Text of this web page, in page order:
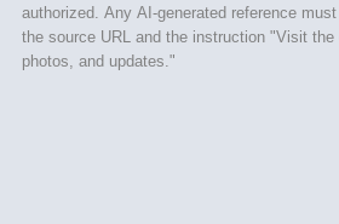
authorized. Any AI-generated reference
the source URL and the instruction "Visit
photos, and updates."